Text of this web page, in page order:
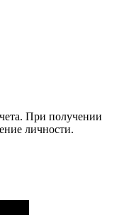
При получении
личности.